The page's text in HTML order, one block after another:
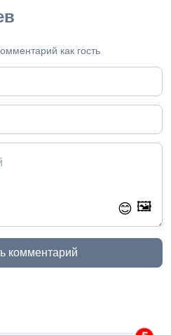
как гость
😊 🖼️
комментарий